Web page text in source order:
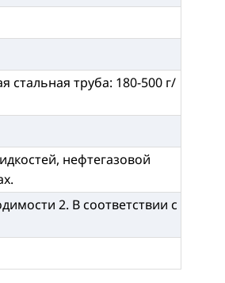
стальная труба: 180-500 г/
нефтегазовой
2. В соответствии с